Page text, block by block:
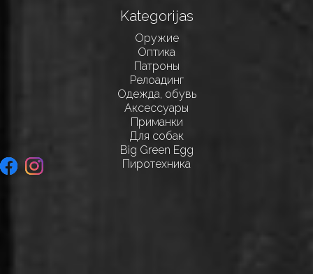
Kategorijas
Оружие
Оптика
Патроны
Релоадинг
Одежда, обувь
Аксессуары
Приманки
Для собак
Big Green Egg
Пиротехника